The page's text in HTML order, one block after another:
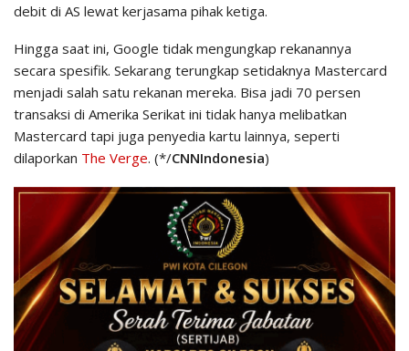
debit di AS lewat kerjasama pihak ketiga.
Hingga saat ini, Google tidak mengungkap rekanannya
secara spesifik. Sekarang terungkap setidaknya Mastercard
menjadi salah satu rekanan mereka. Bisa jadi 70 persen
transaksi di Amerika Serikat ini tidak hanya melibatkan
Mastercard tapi juga penyedia kartu lainnya, seperti
dilaporkan The Verge. (*/CNNIndonesia)